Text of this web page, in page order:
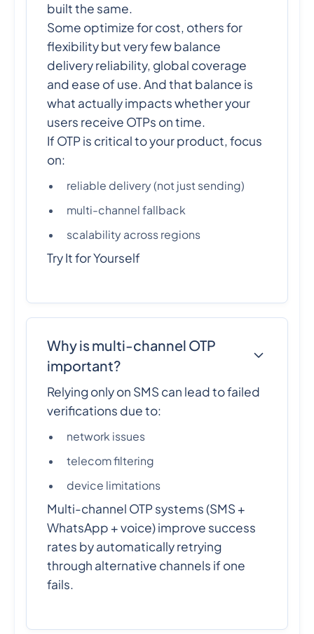
built the same.
Some optimize for cost, others for
flexibility but very few balance
delivery reliability, global coverage
and ease of use. And that balance is
what actually impacts whether your
users receive OTPs on time.
If OTP is critical to your product, focus
on:
reliable delivery (not just sending)
multi-channel fallback
scalability across regions
Try It for Yourself
Why is multi-channel OTP
important?
Relying only on SMS can lead to failed
verifications due to:
network issues
telecom filtering
device limitations
Multi-channel OTP systems (SMS +
WhatsApp + voice) improve success
rates by automatically retrying
through alternative channels if one
fails.